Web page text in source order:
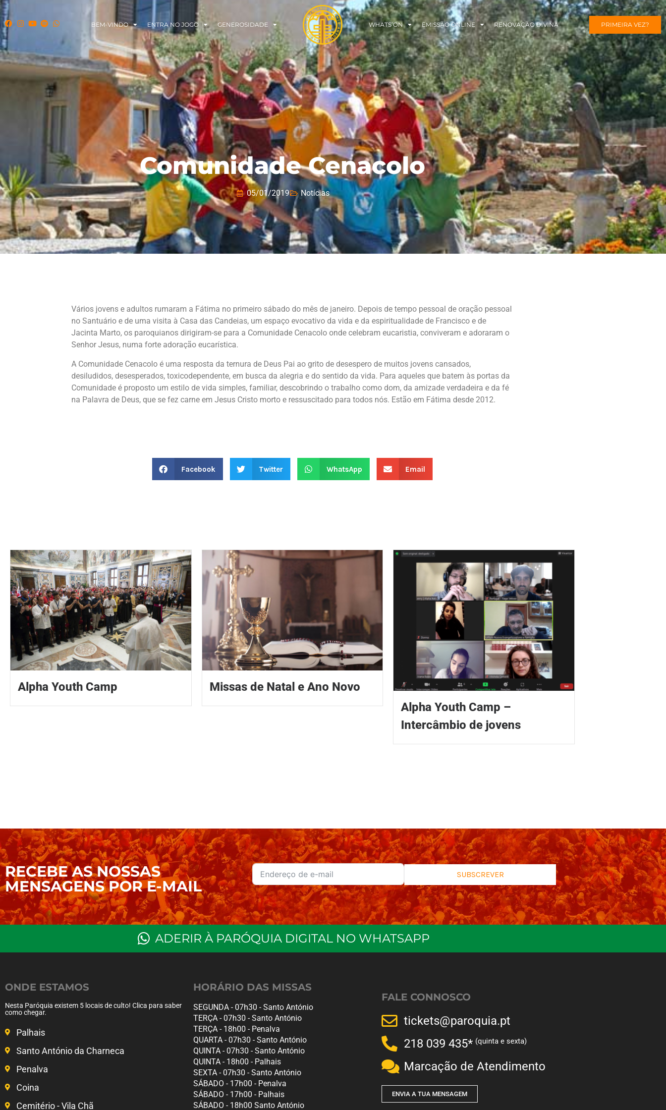
BEM-VINDO ENTRA NO JOGO GENEROSIDADE WHATS’ON EMISSÃO ONLINE RENOVAÇÃO DIVINA PRIMEIRA VEZ?
Comunidade Cenacolo
05/01/2019 Notícias
Vários jovens e adultos rumaram a Fátima no primeiro sábado do mês de janeiro. Depois de tempo pessoal de oração pessoal
no Santuário e de uma visita à Casa das Candeias, um espaço evocativo da vida e da espiritualidade de Francisco e de
Jacinta Marto, os paroquianos dirigiram-se para a Comunidade Cenacolo onde celebram eucaristia, conviveram e adoraram o
Senhor Jesus, numa forte adoração eucarística.
A Comunidade Cenacolo é uma resposta da ternura de Deus Pai ao grito de desespero de muitos jovens cansados,
desiludidos, desesperados, toxicodependente, em busca da alegria e do sentido da vida. Para aqueles que batem às portas da
Comunidade é proposto um estilo de vida simples, familiar, descobrindo o trabalho como dom, da amizade verdadeira e da fé
na Palavra de Deus, que se fez carne em Jesus Cristo morto e ressuscitado para todos nós. Estão em Fátima desde 2012.
Facebook Twitter WhatsApp Email
Alpha Youth Camp
Missas de Natal e Ano Novo
Alpha Youth Camp –
Intercâmbio de jovens
RECEBE AS NOSSAS
MENSAGENS POR E-MAIL
SUBSCREVER
ADERIR À PARÓQUIA DIGITAL NO WHATSAPP
ONDE ESTAMOS
Nesta Paróquia existem 5 locais de culto! Clica para saber
como chegar.
Palhais
Santo António da Charneca
Penalva
Coina
Cemitério - Vila Chã
HORÁRIO DAS MISSAS
SEGUNDA - 07h30 - Santo António
TERÇA - 07h30 - Santo António
TERÇA - 18h00 - Penalva
QUARTA - 07h30 - Santo António
QUINTA - 07h30 - Santo António
QUINTA - 18h00 - Palhais
SEXTA - 07h30 - Santo António
SÁBADO - 17h00 - Penalva
SÁBADO - 17h00 - Palhais
SÁBADO - 18h00 Santo António
FALE CONNOSCO
tickets@paroquia.pt
218 039 435* (quinta e sexta)
Marcação de Atendimento
ENVIA A TUA MENSAGEM